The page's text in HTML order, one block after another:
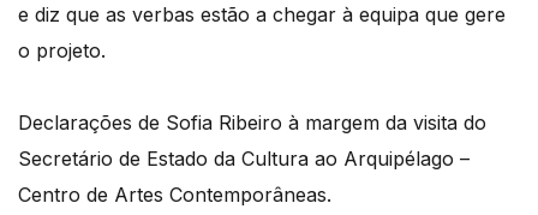
e diz que as verbas estão a chegar à equipa que gere
o projeto.
Declarações de Sofia Ribeiro à margem da visita do
Secretário de Estado da Cultura ao Arquipélago –
Centro de Artes Contemporâneas.